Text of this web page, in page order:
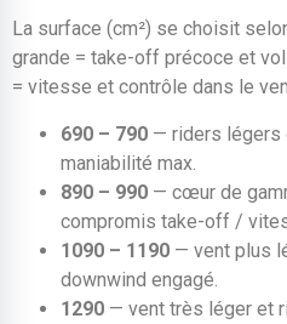
La surface (cm²) se choisit
grande = take-off précoce et
= vitesse et contrôle dans le
690 – 790 — riders légers
maniabilité max.
890 – 990 — cœur de
compromis take-off /
1090 – 1190 — vent plus
downwind engagé.
1290 — vent très léger et